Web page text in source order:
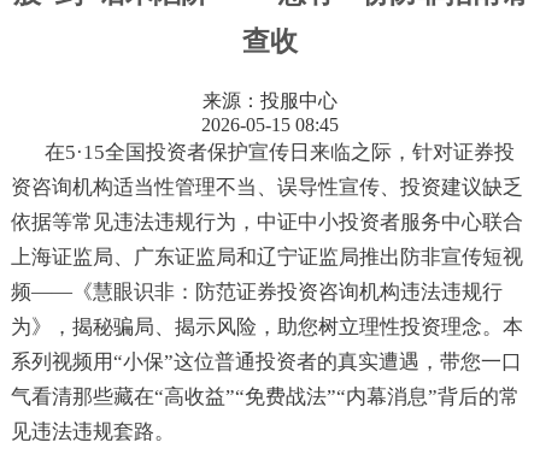
查收
来源：投服中心
2026-05-15 08:45
在5·15全国投资者保护宣传日来临之际，针对证券投
资咨询机构适当性管理不当、误导性宣传、投资建议缺乏
依据等常见违法违规行为，中证中小投资者服务中心联合
上海证监局、广东证监局和辽宁证监局推出防非宣传短视
频——《慧眼识非：防范证券投资咨询机构违法违规行
为》，揭秘骗局、揭示风险，助您树立理性投资理念。本
系列视频用“小保”这位普通投资者的真实遭遇，带您一口
气看清那些藏在“高收益”“免费战法”“内幕消息”背后的常
见违法违规套路。